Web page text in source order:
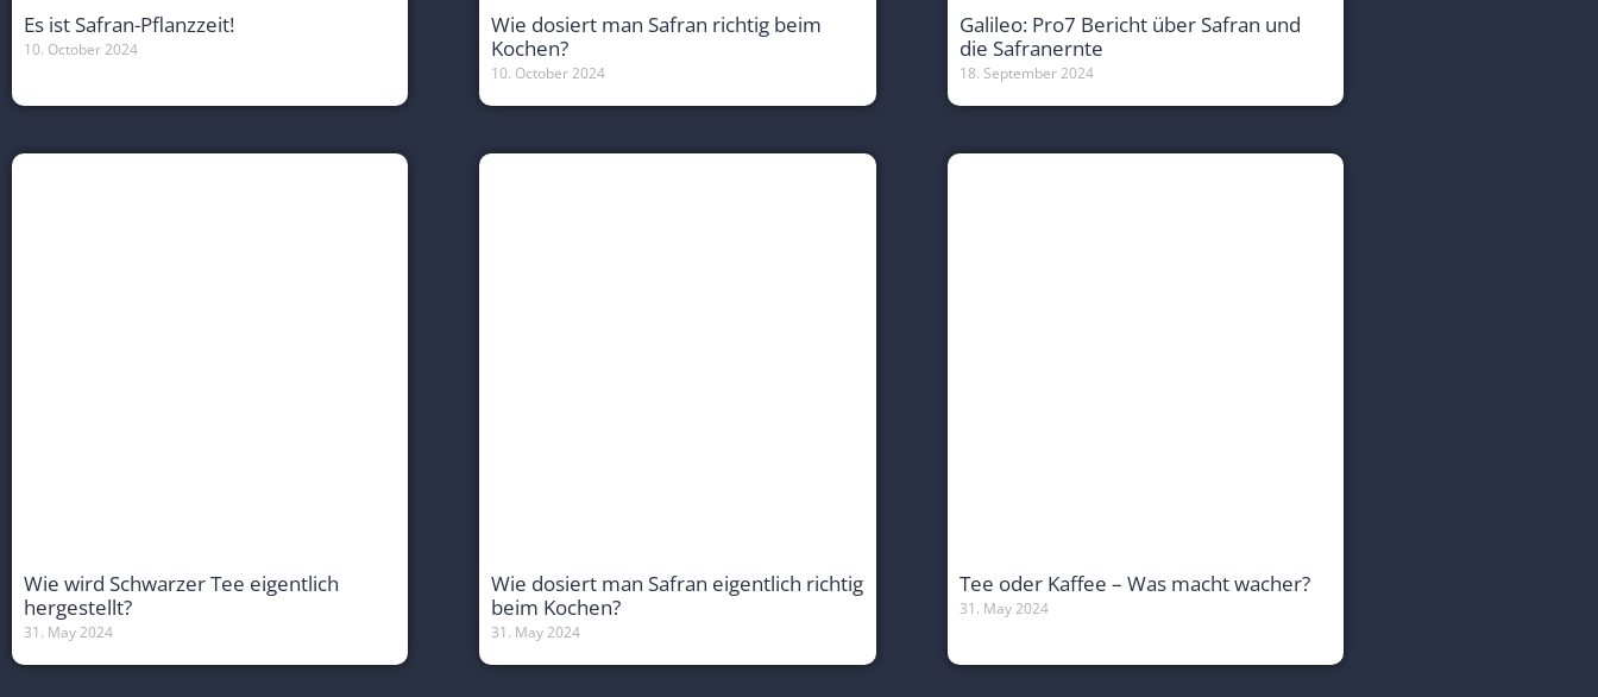
Es ist Safran-Pflanzzeit!
10. October 2024
Wie dosiert man Safran richtig beim
Kochen?
10. October 2024
Galileo: Pro7 Bericht über Safran und
die Safranernte
18. September 2024
Wie wird Schwarzer Tee eigentlich
hergestellt?
31. May 2024
Wie dosiert man Safran eigentlich richtig
beim Kochen?
31. May 2024
Tee oder Kaffee – Was macht wacher?
31. May 2024